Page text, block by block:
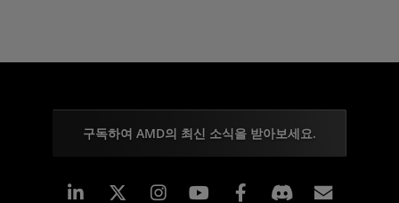
구독하여 AMD의 최신 소식을 받아보세요.
Linkedin Instagram Facebook